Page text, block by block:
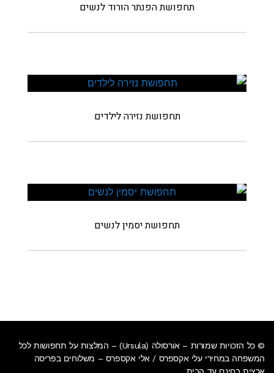
תחפושת הפנתר הורוד לנשים
תחפושת נזירה לילדים
תחפושת יסמין לנשים
© כל הזכויות שמורות – אורסולה (Ursula) – המלצות על תחפושות לכל
המשפחה במחירי עלי אקספרס / אלי אקספרס – משלוחים בפריסה